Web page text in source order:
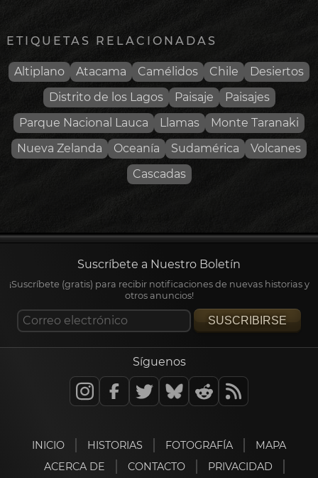
ETIQUETAS RELACIONADAS
Altiplano Atacama Camélidos Chile
Desiertos
Distrito de los Lagos
Paisaje
Paisajes
Parque Nacional Lauca
Llamas
Monte Taranaki
Nueva Zelanda
Oceanía Sudamérica
Volcanes
Cascadas
Suscríbete a Nuestro Boletín
¡Suscríbete (gratis) para recibir notificaciones de nuevas historias y
otros anuncios!
SUSCRIBIRSE
Síguenos
INICIO HISTORIAS FOTOGRAFÍA
MAPA
ACERCA DE
CONTACTO PRIVACIDAD